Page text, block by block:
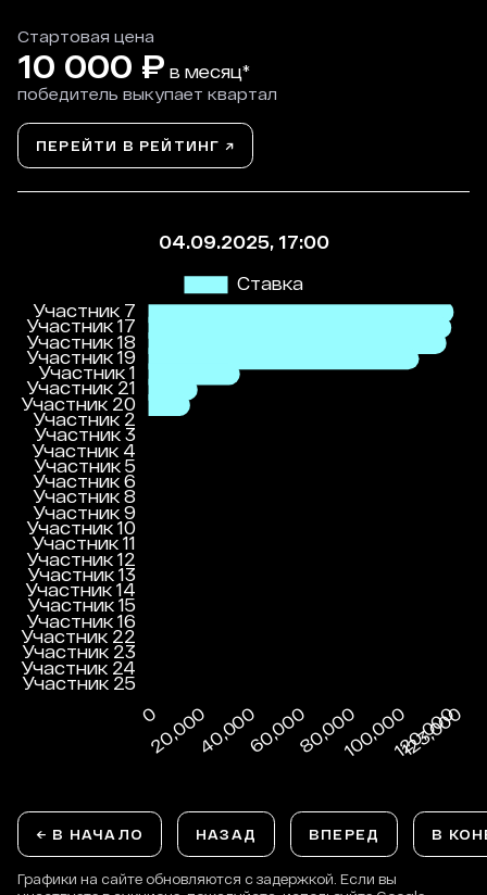
Стартовая цена
10 000 ₽ в месяц*
победитель выкупает квартал
ПЕРЕЙТИ В РЕЙТИНГ ↗
← В НАЧАЛО НАЗАД ВПЕРЕД В
Графики на сайте обновляются с задержкой. Если вы